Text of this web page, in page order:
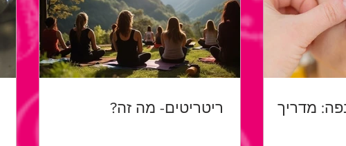
מדריך
ריטריטים- מה זה?